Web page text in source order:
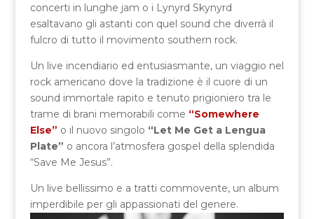
concerti in lunghe jam o i Lynyrd Skynyrd
esaltavano gli astanti con quel sound che diverrà il
fulcro di tutto il movimento southern rock.
Un live incendiario ed entusiasmante, un viaggio nel
rock americano dove la tradizione è il cuore di un
sound immortale rapito e tenuto prigioniero tra le
trame di brani memorabili come “Somewhere
Else” o il nuovo singolo “Let Me Get a Lengua
Plate” o ancora l’atmosfera gospel della splendida
“Save Me Jesus”.
Un live bellissimo e a tratti commovente, un album
imperdibile per gli appassionati del genere.